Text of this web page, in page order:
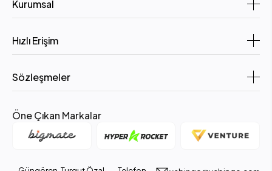
Kurumsal
Hızlı Erişim
Sözleşmeler
Öne Çıkan Markalar